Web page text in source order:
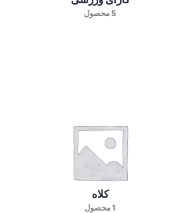
5 محصول
کلاه
1 محصول